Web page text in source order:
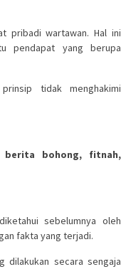
pribadi wartawan. Hal ini
pendapat yang berupa
tidak menghakimi
berita bohong, fitnah,
sebelumnya oleh
fakta yang terjadi.
dilakukan secara sengaja